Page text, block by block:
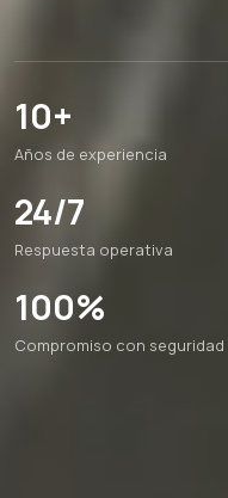
10+
Años de experiencia
24/7
Respuesta operativa
100%
Compromiso con seguridad